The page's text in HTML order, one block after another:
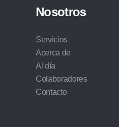
Nosotros
Servicios
Acerca de
Al día
Colaboradores
Contacto